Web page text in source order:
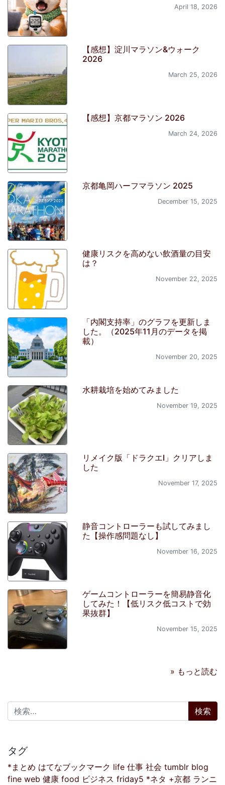
April 18, 2026
【感想】淀川マラソン&ウォーク
2026
March 25, 2026
【感想】京都マラソン 2026
March 24, 2026
京都亀岡ハーフマラソン 2025
December 15, 2025
健康リスクを高めない飲酒量の目安
は？
November 22, 2025
「内閣支持率」のグラフを更新しま
した。（2025年11月のデータを掲
載）
November 20, 2025
水耕栽培を始めてみました
November 19, 2025
リメイク版「ドラクエI」クリアしま
した
November 17, 2025
静音コントローラーも試してみまし
た【操作感問題なし】
November 16, 2025
ゲームコントローラーを簡易静音化
してみた！【低リスク低コストで効
果抜群】
November 15, 2025
» もっと読む
検索:
タグ
*まとめ はてなブックマーク life 仕事 社会 tumblr blog
fine web 健康 food ビジネス friday5 *ネタ +京都 ランニ